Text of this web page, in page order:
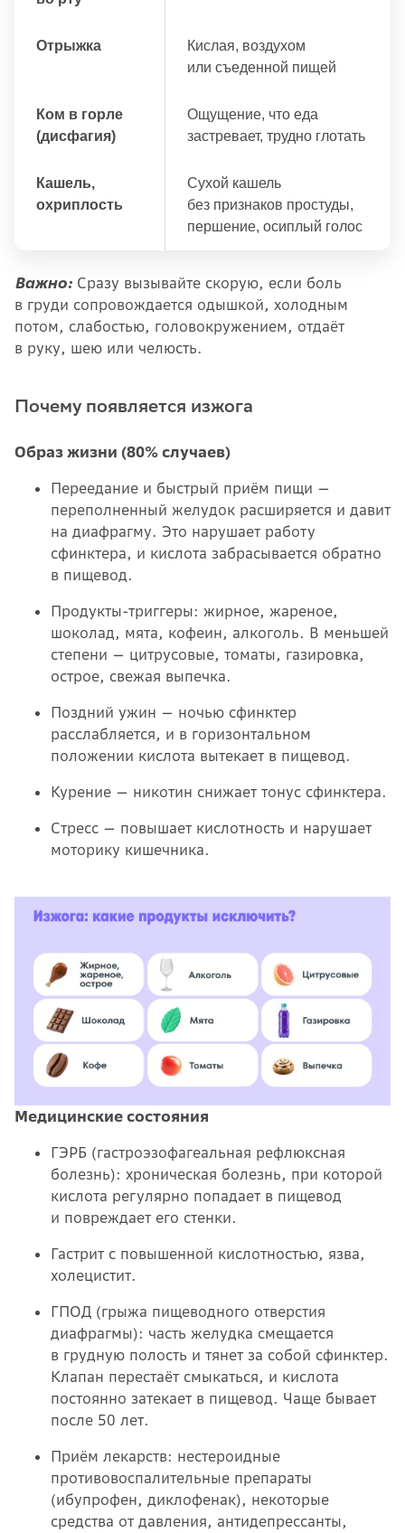
Отрыжка
Кислая, воздухом
или съеденной пищей
Ком в горле
(дисфагия)
Ощущение, что еда
застревает, трудно глотать
Кашель,
охриплость
Сухой кашель
без признаков простуды,
першение, осиплый голос
Важно: Сразу вызывайте скорую, если боль
в груди сопровождается одышкой, холодным
потом, слабостью, головокружением, отдаёт
в руку, шею или челюсть.
Почему появляется изжога
Образ жизни (80% случаев)
Переедание и быстрый приём пищи —
переполненный желудок расширяется и давит
на диафрагму. Это нарушает работу
сфинктера, и кислота забрасывается обратно
в пищевод.
Продукты-триггеры: жирное, жареное,
шоколад, мята, кофеин, алкоголь. В меньшей
степени — цитрусовые, томаты, газировка,
острое, свежая выпечка.
Поздний ужин — ночью сфинктер
расслабляется, и в горизонтальном
положении кислота вытекает в пищевод.
Курение — никотин снижает тонус сфинктера.
Стресс — повышает кислотность и нарушает
моторику кишечника.
Медицинские состояния
ГЭРБ (гастроэзофагеальная рефлюксная
болезнь): хроническая болезнь, при которой
кислота регулярно попадает в пищевод
и повреждает его стенки.
Гастрит с повышенной кислотностью, язва,
холецистит.
ГПОД (грыжа пищеводного отверстия
диафрагмы): часть желудка смещается
в грудную полость и тянет за собой сфинктер.
Клапан перестаёт смыкаться, и кислота
постоянно затекает в пищевод. Чаще бывает
после 50 лет.
Приём лекарств: нестероидные
противовоспалительные препараты
(ибупрофен, диклофенак), некоторые
средства от давления, антидепрессанты,